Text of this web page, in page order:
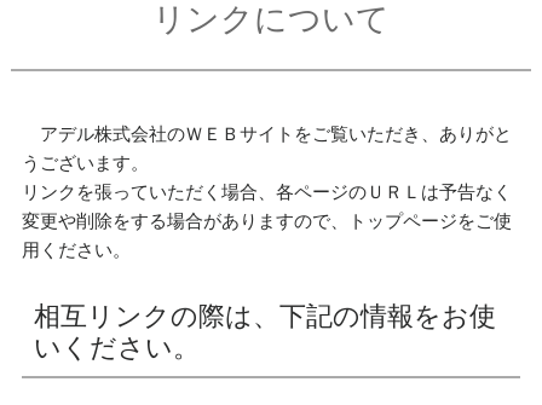
リンクについて
アデル株式会社のＷＥＢサイトをご覧いただき、ありがと
うございます。
リンクを張っていただく場合、各ページのＵＲＬは予告なく
変更や削除をする場合がありますので、トップページをご使
用ください。
相互リンクの際は、下記の情報をお使
いください。